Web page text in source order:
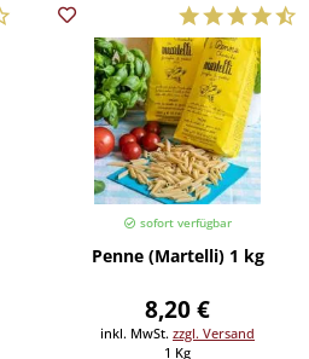
sofort verfügbar
Penne (Martelli) 1 kg
8,20 €
inkl. MwSt. zzgl. Versand
1 Kg